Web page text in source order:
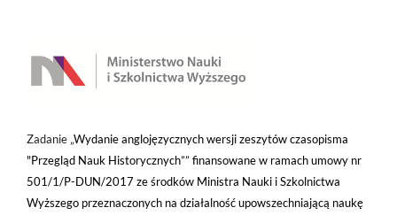
Zadanie „Wydanie anglojęzycznych wersji zeszytów czasopisma
"Przegląd Nauk Historycznych”” finansowane w ramach umowy nr
501/1/P-DUN/2017 ze środków Ministra Nauki i Szkolnictwa
Wyższego przeznaczonych na działalność upowszechniającą naukę